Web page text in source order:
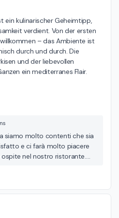
ein kulinarischer Geheimtipp,
verdient. Von der ersten
– das Ambiente ist
durch und durch. Die
und der liebevollen
ein mediterranes Flair.
siamo molto contenti che sia
e ci farà molto piacere
nel nostro ristorante.